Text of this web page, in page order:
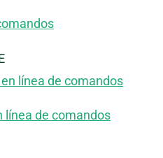
línea de comandos
línea de comandos